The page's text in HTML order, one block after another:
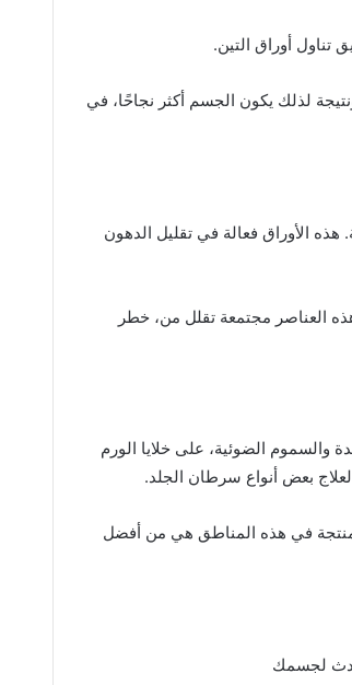
تناول أوراق التين.
لذلك يكون الجسم أكثر نجاحًا، في
هذه الأوراق فعالة في تقليل الدهون
على أوميجا 6 وأوميجا 3 والفينول، وكل هذه العناصر مجتمعة تقلل من، خطر
والسموم الضوئية، على خلايا الورم
بعض أنواع سرطان الجلد.
في هذه المناطق هي من أفضل